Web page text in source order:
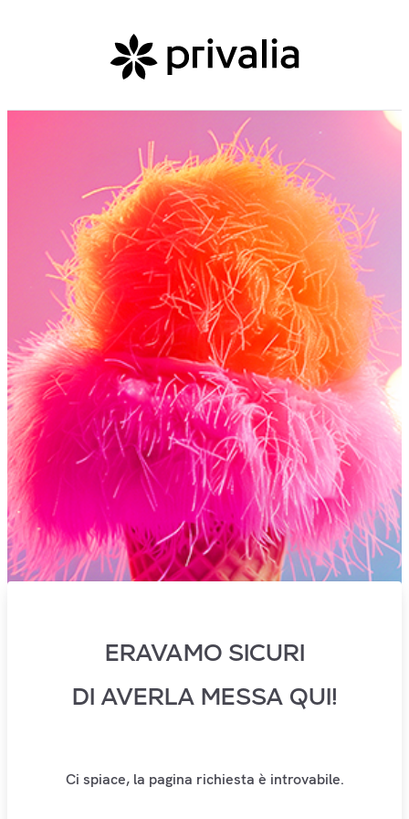
ERAVAMO SICURI
DI AVERLA MESSA QUI!
Ci spiace, la pagina richiesta è introvabile.